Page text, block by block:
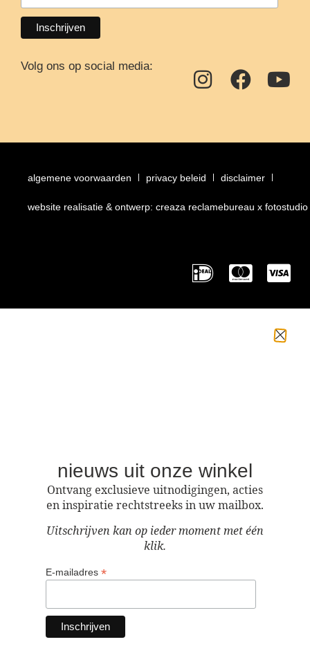
Volg ons op social media:
algemene voorwaarden privacy beleid disclaimer
website realisatie & ontwerp: creaza reclamebureau x fotostudio
nieuws uit onze winkel
Ontvang exclusieve uitnodigingen, acties
en inspiratie rechtstreeks in uw mailbox.
Uitschrijven kan op ieder moment met één
klik.
E-mailadres *